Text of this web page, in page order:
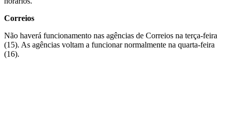
Correios
Não haverá funcionamento nas agências de Correios na terça-feira
(15). As agências voltam a funcionar normalmente na quarta-feira
(16).